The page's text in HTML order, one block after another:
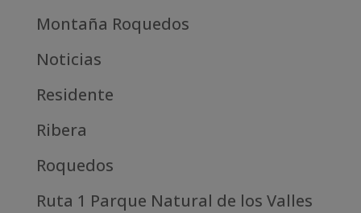
Montaña Roquedos
Noticias
Residente
Ribera
Roquedos
Ruta 1 Parque Natural de los Valles